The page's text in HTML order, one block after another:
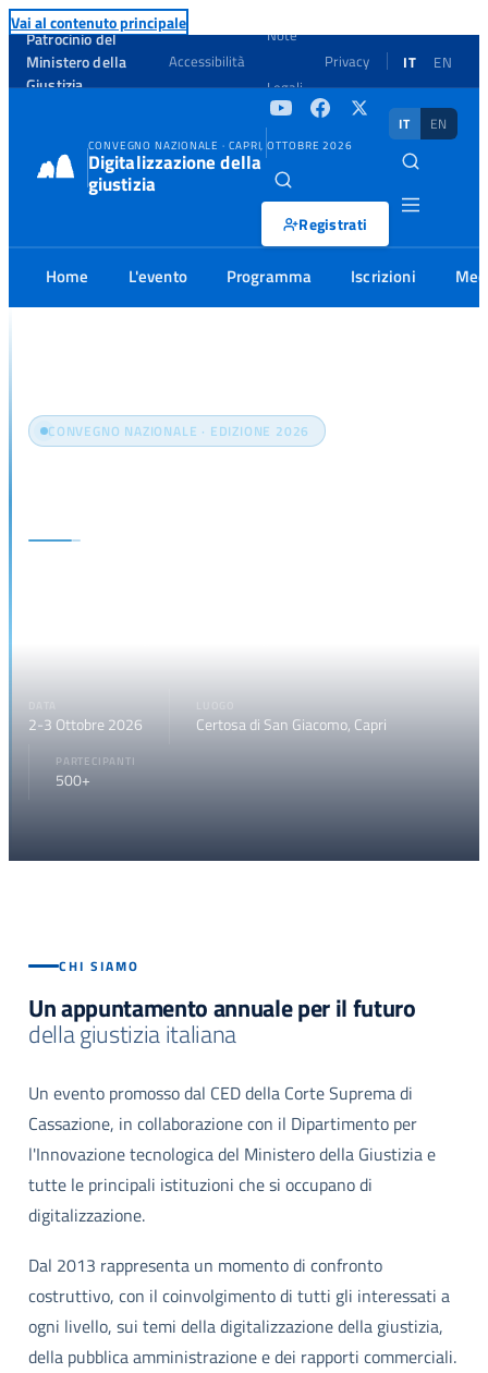
Vai al contenuto principale
Patrocinio del
Ministero della
Giustizia
Accessibilità
Note
Legali
Privacy IT EN
CONVEGNO NAZIONALE · CAPRI, OTTOBRE 2026
Digitalizzazione della
giustizia
Registrati
IT EN
Home L'evento Programma Iscrizioni
CONVEGNO NAZIONALE · EDIZIONE 2026
2-3 Ottobre 2026 Certosa di San Giacomo, Capri
PARTECIPANTI
500+
CHI SIAMO
Un appuntamento annuale per il futuro
della giustizia italiana
Un evento promosso dal CED della Corte Suprema di
Cassazione, in collaborazione con il Dipartimento per
l'Innovazione tecnologica del Ministero della Giustizia e
tutte le principali istituzioni che si occupano di
digitalizzazione.
Dal 2013 rappresenta un momento di confronto
costruttivo, con il coinvolgimento di tutti gli interessati a
ogni livello, sui temi della digitalizzazione della giustizia,
della pubblica amministrazione e dei rapporti commerciali.